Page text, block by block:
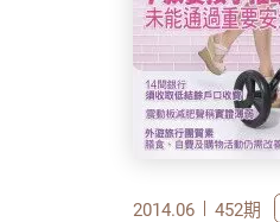
2014.06 452期